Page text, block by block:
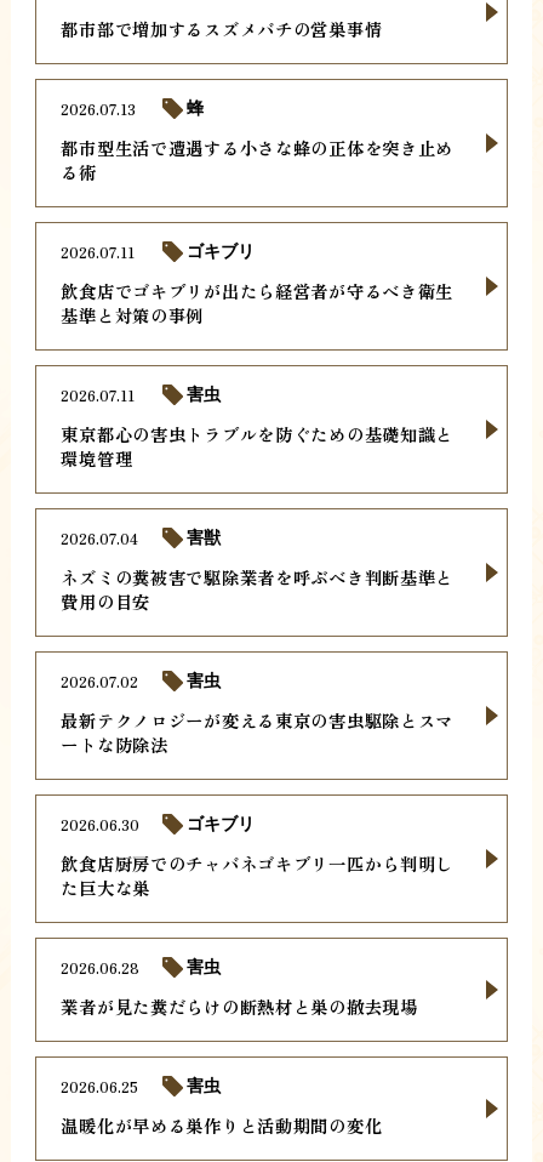
都市部で増加するスズメバチの営巣事情
都市型生活で遭遇する小さな蜂の正体を突き止め
る術
2026.07.13 蜂
飲食店でゴキブリが出たら経営者が守るべき衛生
基準と対策の事例
2026.07.11 ゴキブリ
東京都心の害虫トラブルを防ぐための基礎知識と
環境管理
2026.07.11 害虫
ネズミの糞被害で駆除業者を呼ぶべき判断基準と
費用の目安
2026.07.04 害獣
最新テクノロジーが変える東京の害虫駆除とスマ
ートな防除法
2026.07.02 害虫
飲食店厨房でのチャバネゴキブリ一匹から判明し
た巨大な巣
2026.06.30 ゴキブリ
業者が見た糞だらけの断熱材と巣の撤去現場
2026.06.28 害虫
温暖化が早める巣作りと活動期間の変化
2026.06.25 害虫